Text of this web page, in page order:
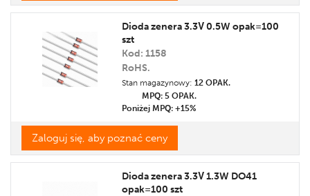
Dioda zenera 3.3V 0.5W opak=100
szt
Kod: 1158
RoHS.
Stan magazynowy: 12 OPAK.
MPQ: 5 OPAK.
Poniżej MPQ: +15%
Zaloguj się, aby poznać ceny
Dioda zenera 3.3V 1.3W DO41
opak=100 szt